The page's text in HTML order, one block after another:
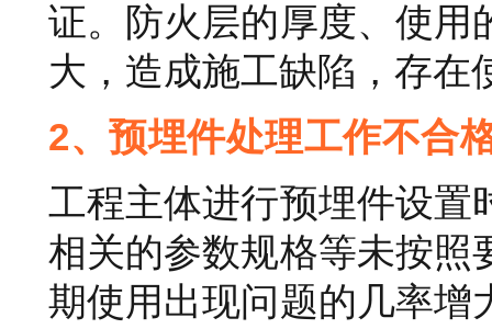
证。防火层的厚度、使用
大，造成施工缺陷，存在
2、预埋件处理工作不合
工程主体进行预埋件设置
相关的参数规格等未按照
期使用出现问题的几率增